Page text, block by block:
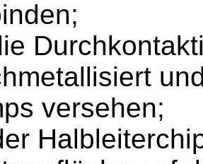
versehen;